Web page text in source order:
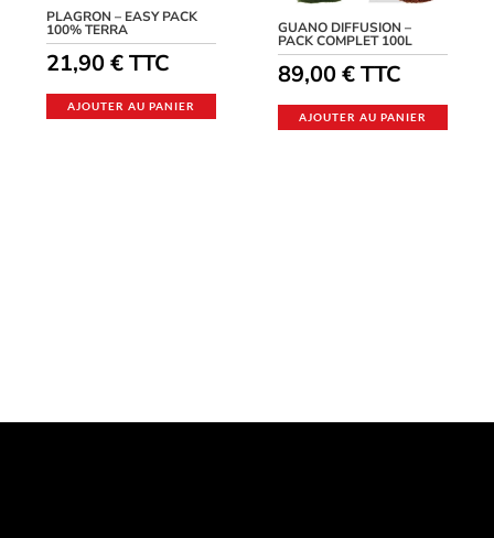
PLAGRON – EASY PACK
100% TERRA
21,90€ TTC
AJOUTER AU PANIER
GUANO DIFFUSION –
PACK COMPLET 100L
89,00€TTC
AJOUTER AU PANIER